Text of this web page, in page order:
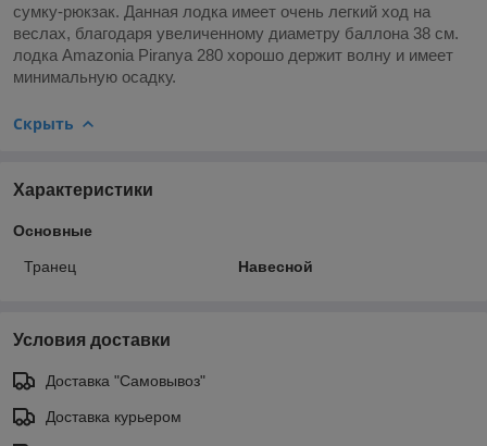
сумку-рюкзак. Данная лодка имеет очень легкий ход на
веслах, благодаря увеличенному диаметру баллона 38 см.
лодка Amazonia Piranya 280 хорошо держит волну и имеет
минимальную осадку.
Скрыть
Характеристики
Основные
Транец Навесной
Условия доставки
Доставка "Самовывоз"
Доставка курьером